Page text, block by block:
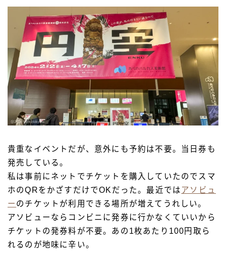
貴重なイベントだが、意外にも予約は不要。当日券も
発売している。
私は事前にネットでチケットを購入していたのでスマ
ホのQRをかざすだけでOKだった。最近では アソビュ
ー のチケットが利用できる場所が増えてうれしい。
アソビューならコンビニに発券に行かなくていいから
チケットの発券料が不要。あの1枚あたり100円取ら
れるのが地味に辛い。